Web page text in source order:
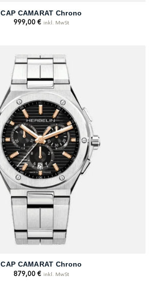
CAP CAMARAT Chrono
999,00 € inkl. MwSt
CAP CAMARAT Chrono
879,00 € inkl. MwSt